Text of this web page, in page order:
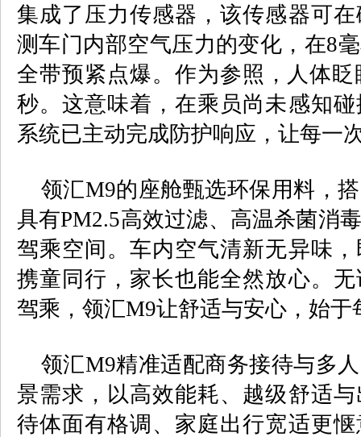
集成了压力传感器，该传感器可
测车门内部空气压力的变化，在8
全带预紧点爆。作为参照，人体
秒。这意味着，在乘员尚未感知
系统已主动完成防护响应，让每一
领汇M9的座舱甄选环保用料，
具有PM2.5高效过滤、高温杀菌消
驾乘空间。车内空气清新无异味
携童同行，家长也能全然放心。
驾乘，领汇M9让舒适与安心，始于
领汇M9精准适配商务接待与多
景需求，以高效能耗、越级舒适
待体面有格调、家庭出行宽适更